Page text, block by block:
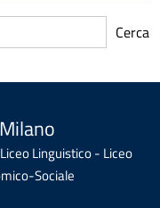
Cerca
Linguistico - Liceo
Sociale